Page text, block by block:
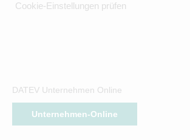
Cookie-Einstellungen prüfen
DATEV Unternehmen Online
Unternehmen-Online